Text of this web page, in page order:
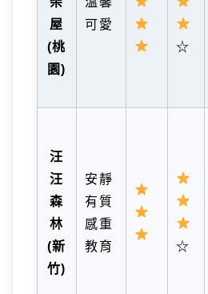
屋
(桃
園)
可愛
☆
汪
汪
森
林
(新
竹)
安靜
有質
感重
教育
☆